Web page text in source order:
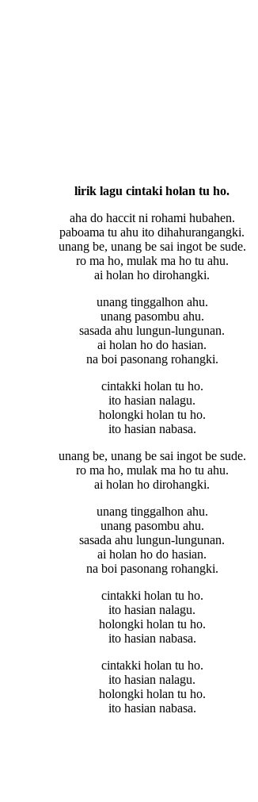
lirik lagu cintaki holan tu ho.
aha do haccit ni rohami hubahen.
paboama tu ahu ito dihahurangangki.
unang be, unang be sai ingot be sude.
ro ma ho, mulak ma ho tu ahu.
ai holan ho dirohangki.
unang tinggalhon ahu.
unang pasombu ahu.
sasada ahu lungun-lungunan.
ai holan ho do hasian.
na boi pasonang rohangki.
cintakki holan tu ho.
ito hasian nalagu.
holongki holan tu ho.
ito hasian nabasa.
unang be, unang be sai ingot be sude.
ro ma ho, mulak ma ho tu ahu.
ai holan ho dirohangki.
unang tinggalhon ahu.
unang pasombu ahu.
sasada ahu lungun-lungunan.
ai holan ho do hasian.
na boi pasonang rohangki.
cintakki holan tu ho.
ito hasian nalagu.
holongki holan tu ho.
ito hasian nabasa.
cintakki holan tu ho.
ito hasian nalagu.
holongki holan tu ho.
ito hasian nabasa.